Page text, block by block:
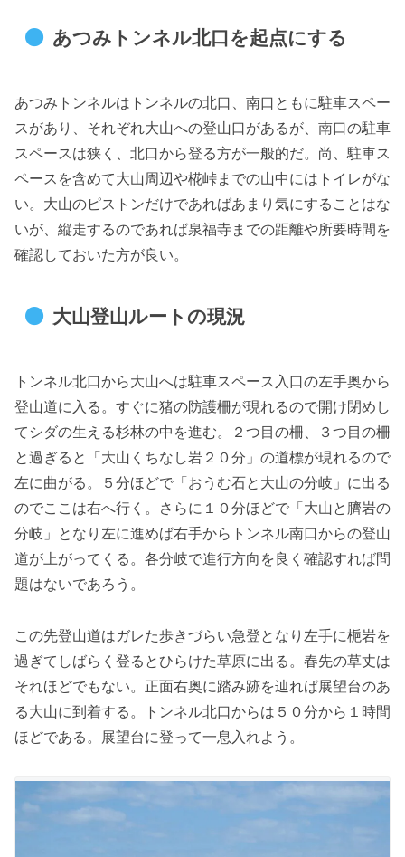
あつみトンネル北口を起点にする
あつみトンネルはトンネルの北口、南口ともに駐車スペー
スがあり、それぞれ大山への登山口があるが、南口の駐車
スペースは狭く、北口から登る方が一般的だ。尚、駐車ス
ペースを含めて大山周辺や椛峠までの山中にはトイレがな
い。大山のピストンだけであればあまり気にすることはな
いが、縦走するのであれば泉福寺までの距離や所要時間を
確認しておいた方が良い。
大山登山ルートの現況
トンネル北口から大山へは駐車スペース入口の左手奥から
登山道に入る。すぐに猪の防護柵が現れるので開け閉めし
てシダの生える杉林の中を進む。２つ目の柵、３つ目の柵
と過ぎると「大山くちなし岩２０分」の道標が現れるので
左に曲がる。５分ほどで「おうむ石と大山の分岐」に出る
のでここは右へ行く。さらに１０分ほどで「大山と臍岩の
分岐」となり左に進めば右手からトンネル南口からの登山
道が上がってくる。各分岐で進行方向を良く確認すれば問
題はないであろう。
この先登山道はガレた歩きづらい急登となり左手に梔岩を
過ぎてしばらく登るとひらけた草原に出る。春先の草丈は
それほどでもない。正面右奥に踏み跡を辿れば展望台のあ
る大山に到着する。トンネル北口からは５０分から１時間
ほどである。展望台に登って一息入れよう。